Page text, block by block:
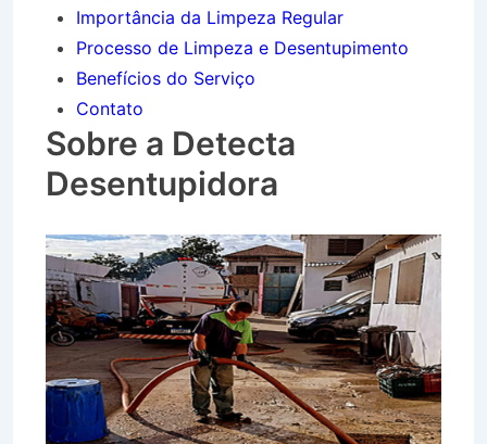
Importância da Limpeza Regular
Processo de Limpeza e Desentupimento
Benefícios do Serviço
Contato
Sobre a Detecta
Desentupidora